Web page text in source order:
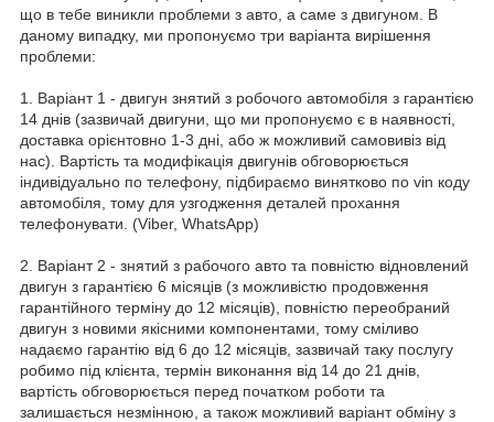
що в тебе виникли проблеми з авто, а саме з двигуном. В
даному випадку, ми пропонуємо три варіанта вирішення
проблеми:
1. Варіант 1 - двигун знятий з робочого автомобіля з гарантією
14 днів (зазвичай двигуни, що ми пропонуємо є в наявності,
доставка орієнтовно 1-3 дні, або ж можливий самовивіз від
нас). Вартість та модифікація двигунів обговорюється
індивідуально по телефону, підбираємо винятково по vin коду
автомобіля, тому для узгодження деталей прохання
телефонувати. (Viber, WhatsApp)
2. Варіант 2 - знятий з рабочого авто та повністю відновлений
двигун з гарантією 6 місяців (з можливістю продовження
гарантійного терміну до 12 місяців), повністю переобраний
двигун з новими якісними компонентами, тому сміливо
надаємо гарантію від 6 до 12 місяців, зазвичай таку послугу
робимо під клієнта, термін виконання від 14 до 21 днів,
вартість обговорюється перед початком роботи та
залишається незмінною, а також можливий варіант обміну з